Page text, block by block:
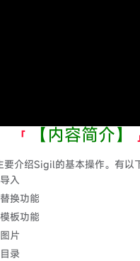
【内容简介】
要介绍Sigil的基本操作。有以
入
换功能
板功能
片
录